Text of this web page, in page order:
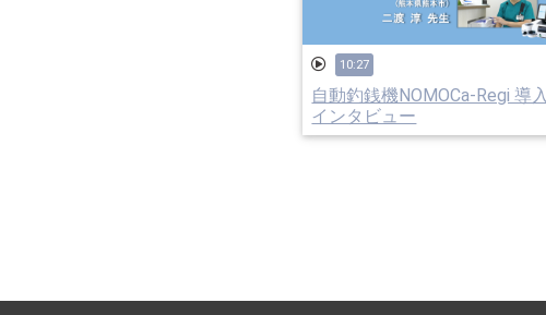
10:27
自動釣銭機NOMOCa-Regi 導入
インタビュー